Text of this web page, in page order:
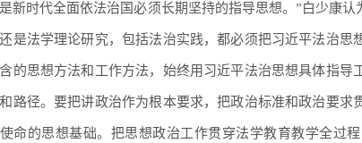
新时代全面依法治国必须长期坚持的指导思想。”白少康
是法学理论研究，包括法治实践，都必须把习近平法治
的思想方法和工作方法，始终用习近平法治思想具体指
路径。要把讲政治作为根本要求，把政治标准和政治要求
命的思想基础。把思想政治工作贯穿法学教育教学全过